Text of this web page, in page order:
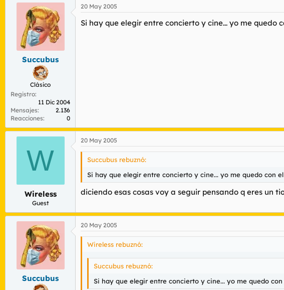
Succubus
Clásico
Registro
11 Dic 2004
Mensajes
2.136
Reacciones
0
20 May 2005
Si hay que elegir entre concierto y cine... yo me
W
Wireless
Guest
20 May 2005
Succubus rebuznó:
Si hay que elegir entre concierto y cine... yo me quedo con
diciendo esas cosas voy a seguir pensando q eres un
Succubus
20 May 2005
Wireless rebuznó:
Succubus rebuznó:
Si hay que elegir entre concierto y cine... yo me quedo